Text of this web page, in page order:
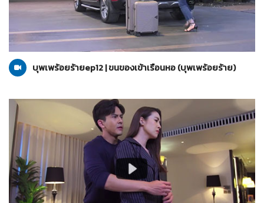
06-07-2565
บุพเพร้อยร้าย
บุพเพร้อยร้ายep12 | ขนของเข้าเรือนหอ (บุพเพร้อยร้าย)